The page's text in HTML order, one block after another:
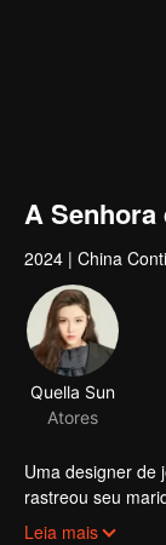
A Senhora
2024 | China
Uma designer de
rastreou seu
deram bem e
Leia mais